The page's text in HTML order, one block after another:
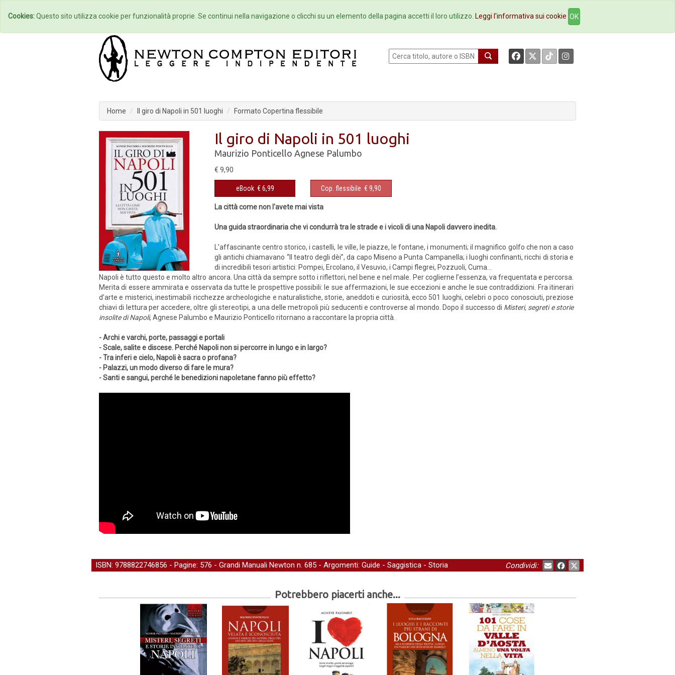
Home Autori Eventi Collane Newsletter Ebookstore Contatti
Home Il giro di Napoli in 501 luoghi Formato Copertina flessibile
Il giro di Napoli in 501 luoghi
Maurizio Ponticello Agnese Palumbo
€ 9,90
eBook € 6,99 Cop. flessibile € 9,90
La città come non l'avete mai vista
Una guida straordinaria che vi condurrà tra le strade e i vicoli di una Napoli davvero inedita.
L’affascinante centro storico, i castelli, le ville, le piazze, le fontane, i monumenti; il magnifico golfo che non a caso
gli antichi chiamavano “Il teatro degli dèi”, da capo Miseno a Punta Campanella; i luoghi confinanti, ricchi di storia e
di incredibili tesori artistici: Pompei, Ercolano, il Vesuvio, i Campi flegrei, Pozzuoli, Cuma…
Napoli è tutto questo e molto altro ancora. Una città da sempre sotto i riflettori, nel bene e nel male. Per coglierne l’essenza, va frequentata e percorsa.
Merita di essere ammirata e osservata da tutte le prospettive possibili: le sue affermazioni, le sue eccezioni e anche le sue contraddizioni. Fra itinerari
d’arte e misterici, inestimabili ricchezze archeologiche e naturalistiche, storie, aneddoti e curiosità, ecco 501 luoghi, celebri o poco conosciuti, preziose
chiavi di lettura per accedere, oltre gli stereotipi, a una delle metropoli più seducenti e controverse al mondo. Dopo il successo di Misteri, segreti e storie
insolite di Napoli, Agnese Palumbo e Maurizio Ponticello ritornano a raccontare la propria città.
- Archi e varchi, porte, passaggi e portali
- Scale, salite e discese. Perché Napoli non si percorre in lungo e in largo?
- Tra inferi e cielo, Napoli è sacra o profana?
- Palazzi, un modo diverso di fare le mura?
- Santi e sangui, perché le benedizioni napoletane fanno più effetto?
ISBN: 9788822746856 - Pagine: 576 - Grandi Manuali Newton n. 685 - Argomenti: Guide - Saggistica - Storia Condividi:
Potrebbero piacerti anche...
Cookies:Questo sito utilizza cookie per funzionalità proprie. Se continui nella navigazione o clicchi su un elemento della pagina accetti il loro utilizzo. Leggi l'informativa sui cookie OK